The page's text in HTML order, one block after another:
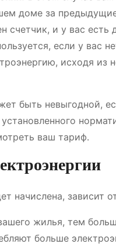
доме за
счетчик, и у вас
если у вас
исходя из
быть невыгодной,
ваш тариф․
начислена, зависит
жилья, тем
больше